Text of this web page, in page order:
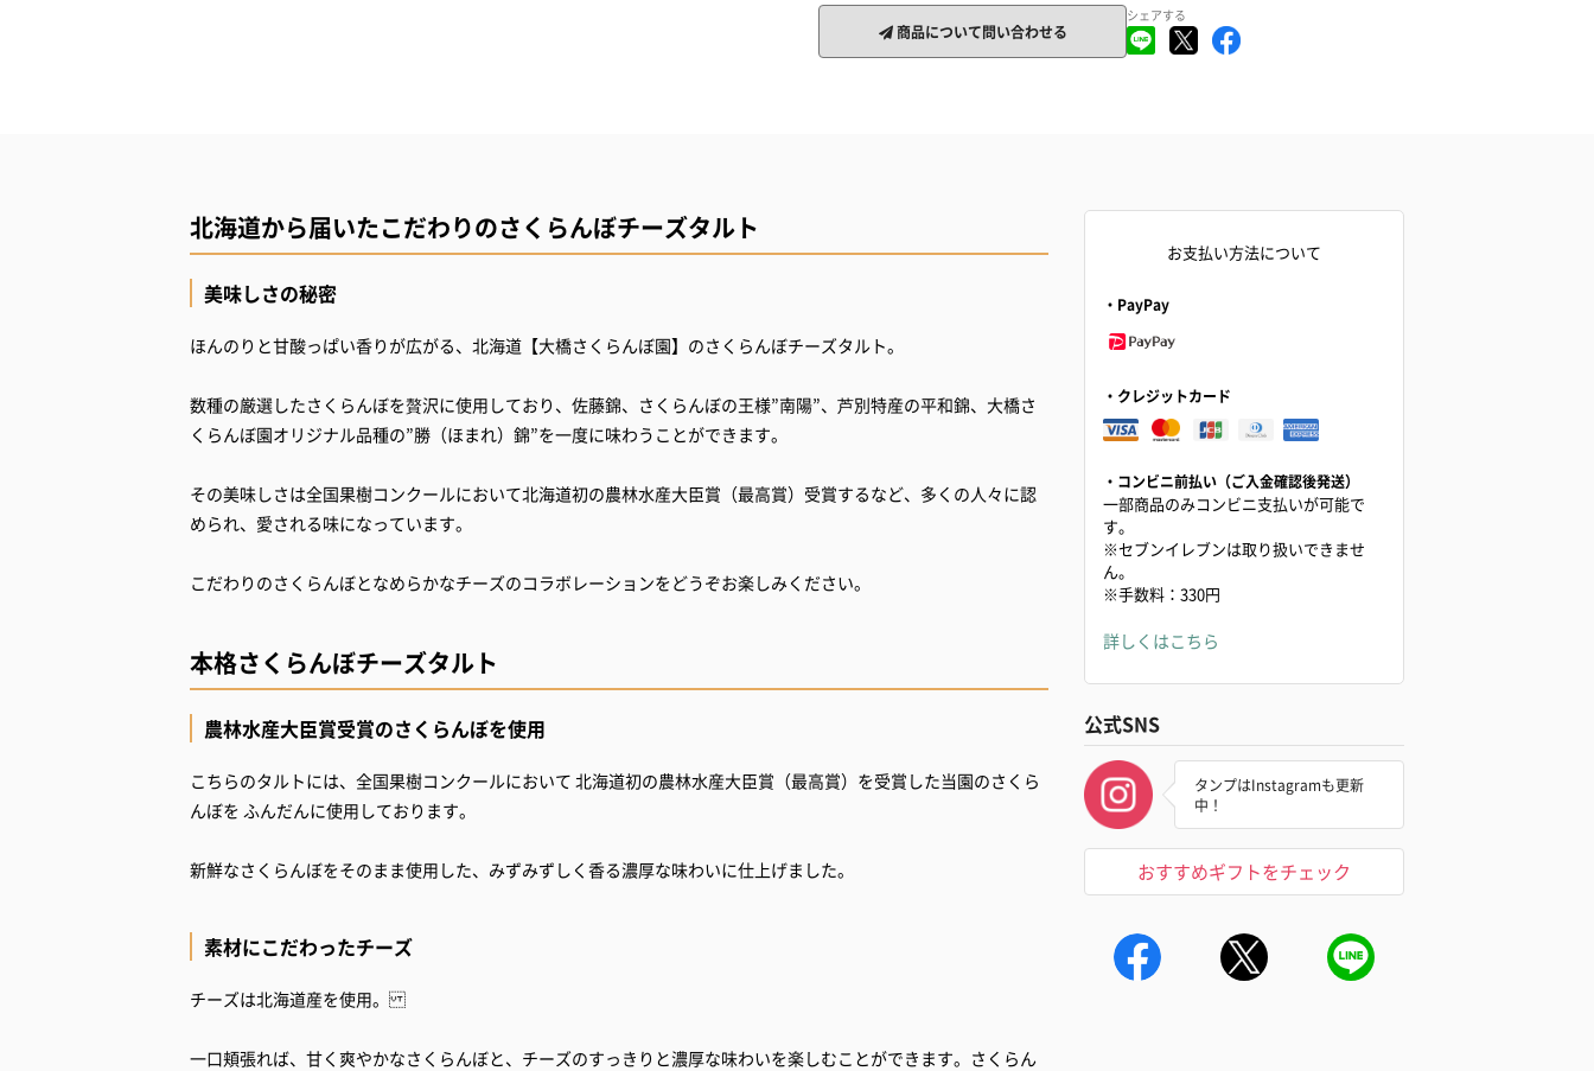
商品について問い合わせる
シェアする
北海道から届いたこだわりのさくらんぼチーズタルト
美味しさの秘密
ほんのりと甘酸っぱい香りが広がる、北海道【大橋さくらんぼ園】のさくらんぼチーズタルト。
数種の厳選したさくらんぼを贅沢に使用しており、佐藤錦、さくらんぼの王様”南陽”、芦別特産の平和錦、大橋さ
くらんぼ園オリジナル品種の”勝（ほまれ）錦”を一度に味わうことができます。
その美味しさは全国果樹コンクールにおいて北海道初の農林水産大臣賞（最高賞）受賞するなど、多くの人々に認
められ、愛される味になっています。
こだわりのさくらんぼとなめらかなチーズのコラボレーションをどうぞお楽しみください。
本格さくらんぼチーズタルト
農林水産大臣賞受賞のさくらんぼを使用
こちらのタルトには、全国果樹コンクールにおいて 北海道初の農林水産大臣賞（最高賞）を受賞した当園のさくら
んぼを ふんだんに使用しております。
新鮮なさくらんぼをそのまま使用した、みずみずしく香る濃厚な味わいに仕上げました。
素材にこだわったチーズ
チーズは北海道産を使用。
一口頬張れば、甘く爽やかなさくらんぼと、チーズのすっきりと濃厚な味わいを楽しむことができます。さくらん
お支払い方法について
・PayPay
・クレジットカード
・コンビニ前払い（ご入金確認後発送）
一部商品のみコンビニ支払いが可能で
す。
※セブンイレブンは取り扱いできませ
ん。
※手数料：330円
詳しくはこちら
公式SNS
タンプはInstagramも更新
中！
おすすめギフトをチェック